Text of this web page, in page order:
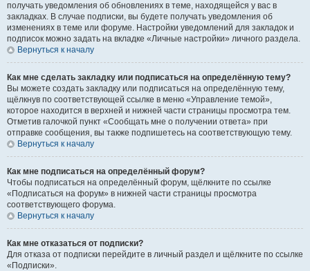
получать уведомления об обновлениях в теме, находящейся у вас в
закладках. В случае подписки, вы будете получать уведомления об
изменениях в теме или форуме. Настройки уведомлений для закладок и
подписок можно задать на вкладке «Личные настройки» личного раздела.
Вернуться к началу
Как мне сделать закладку или подписаться на определённую тему?
Вы можете создать закладку или подписаться на определённую тему,
щёлкнув по соответствующей ссылке в меню «Управление темой»,
которое находится в верхней и нижней части страницы просмотра тем.
Отметив галочкой пункт «Сообщать мне о получении ответа» при
отправке сообщения, вы также подпишетесь на соответствующую тему.
Вернуться к началу
Как мне подписаться на определённый форум?
Чтобы подписаться на определённый форум, щёлкните по ссылке
«Подписаться на форум» в нижней части страницы просмотра
соответствующего форума.
Вернуться к началу
Как мне отказаться от подписки?
Для отказа от подписки перейдите в личный раздел и щёлкните по ссылке
«Подписки».